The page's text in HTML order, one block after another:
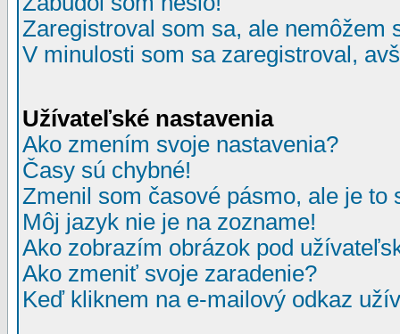
Zaregistroval som sa, ale nemôžem
V minulosti som sa zaregistroval,
Užívateľské nastavenia
Ako zmením svoje nastavenia?
Časy sú chybné!
Zmenil som časové pásmo, ale je to
Môj jazyk nie je na zozname!
Ako zobrazím obrázok pod
Ako zmeniť svoje zaradenie?
Keď kliknem na e-mailový odkaz